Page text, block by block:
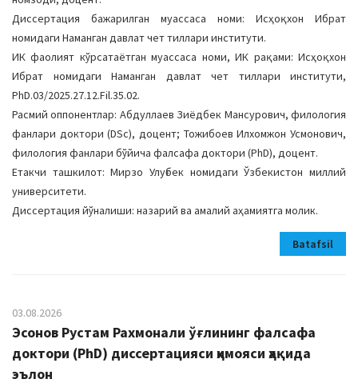
Диссертация бажарилган муассаса номи: Исҳоқхон Ибрат
номидаги Наманган давлат чет тиллари институти.
ИК фаолият кўрсатаётган муассаса номи, ИК рақами: Исҳоқхон
Ибрат номидаги Наманган давлат чет тиллари институти,
PhD.03/2025.27.12.Fil.35.02.
Расмий оппонентлар: Абдуллаев Зиёдбек Мансурович, филология
фанлари доктори (DSc), доцент; Тожибоев Илхомжон Усмонович,
филология фанлари бўйича фалсафа доктори (PhD), доцент.
Етакчи ташкилот: Мирзо Улуғбек номидаги Ўзбекистон миллий
университети.
Диссертация йўналиши: назарий ва амалий аҳамиятга молик.
Batafsil
03.08.2026
Эсонов Рустам Рахмонали ўғлининг фалсафа
доктори (PhD) диссертацияси ҳимояси ҳақида
эълон